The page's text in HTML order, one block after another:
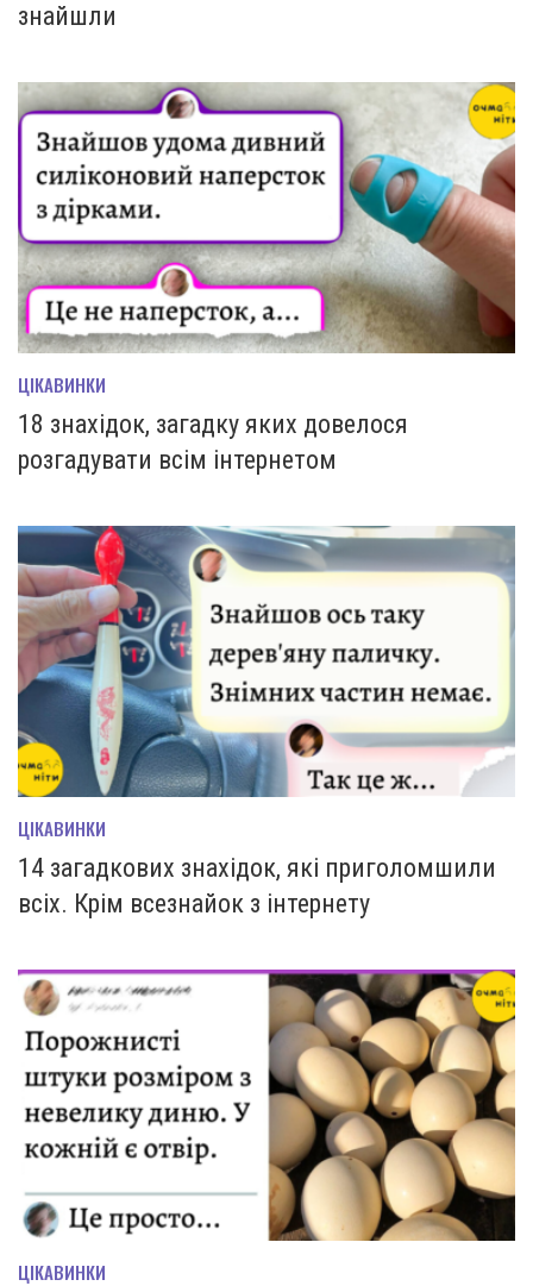
знайшли
ЦІКАВИНКИ
18 знахідок, загадку яких довелося
розгадувати всім інтернетом
ЦІКАВИНКИ
14 загадкових знахідок, які приголомшили
всіх. Крім всезнайок з інтернету
ЦІКАВИНКИ